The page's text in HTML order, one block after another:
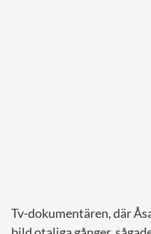
Tv-dokumentären, där